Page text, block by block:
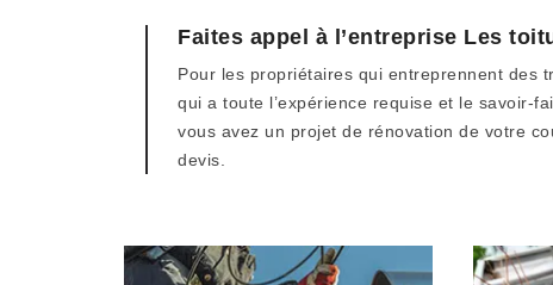
Faites appel à l’entreprise Les
Pour les propriétaires qui entreprennent des
qui a toute l’expérience requise et le savoir-
vous avez un projet de rénovation de votre
devis.